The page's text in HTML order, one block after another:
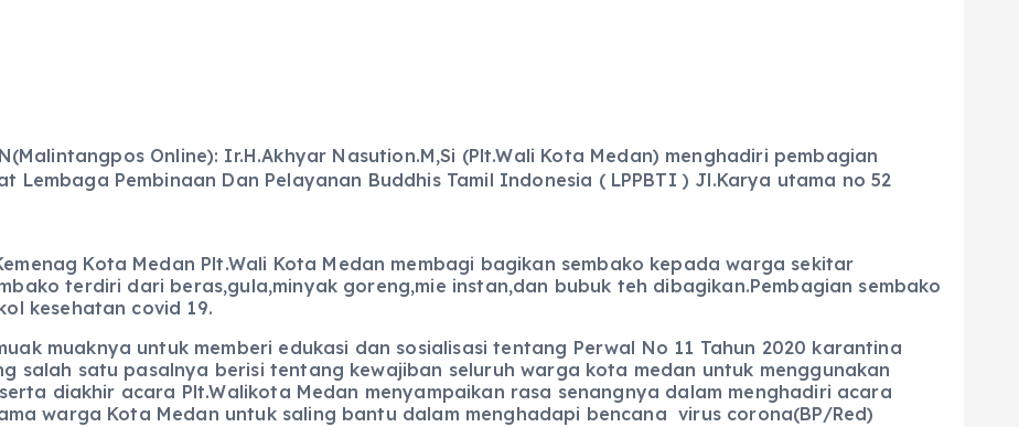
Online): Ir.H.Akhyar Nasution.M,Si (Plt.Wali Kota Medan) menghadiri pembagian
Pembinaan Dan Pelayanan Buddhis Tamil Indonesia ( LPPBTI ) Jl.Karya utama no 52
Kota Medan Plt.Wali Kota Medan membagi bagikan sembako kepada warga sekitar
terdiri dari beras,gula,minyak goreng,mie instan,dan bubuk teh dibagikan.Pembagian sembako
kesehatan covid 19.
muaknya untuk memberi edukasi dan sosialisasi tentang Perwal No 11 Tahun 2020 karantina
salah satu pasalnya berisi tentang kewajiban seluruh warga kota medan untuk menggunakan
diakhir acara Plt.Walikota Medan menyampaikan rasa senangnya dalam menghadiri acara
warga Kota Medan untuk saling bantu dalam menghadapi bencana virus corona(BP/Red)